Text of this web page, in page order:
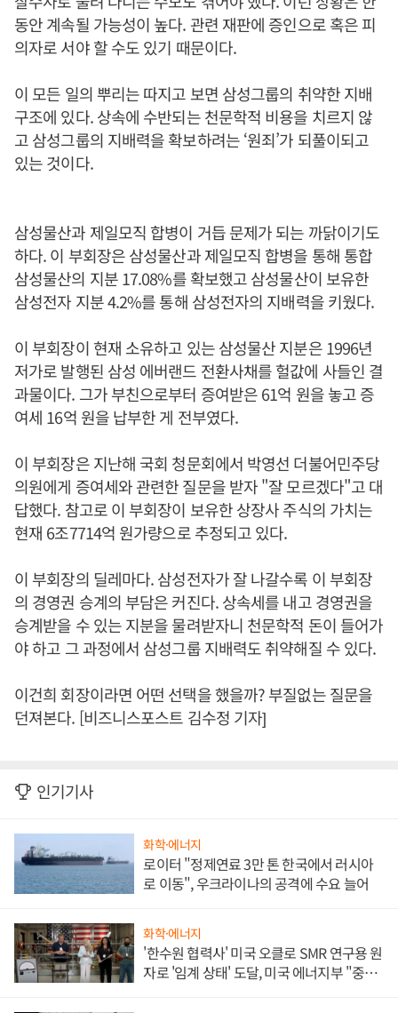
동안 계속될 가능성이 높다. 관련 재판에 증인으로 혹은 피
의자로 서야 할 수도 있기 때문이다.
이 모든 일의 뿌리는 따지고 보면 삼성그룹의 취약한 지배
구조에 있다. 상속에 수반되는 천문학적 비용을 치르지 않
고 삼성그룹의 지배력을 확보하려는 ‘원죄’가 되풀이되고
있는 것이다.
삼성물산과 제일모직 합병이 거듭 문제가 되는 까닭이기도
하다. 이 부회장은 삼성물산과 제일모직 합병을 통해 통합
삼성물산의 지분 17.08%를 확보했고 삼성물산이 보유한
삼성전자 지분 4.2%를 통해 삼성전자의 지배력을 키웠다.
이 부회장이 현재 소유하고 있는 삼성물산 지분은 1996년
저가로 발행된 삼성 에버랜드 전환사채를 헐값에 사들인 결
과물이다. 그가 부친으로부터 증여받은 61억 원을 놓고 증
여세 16억 원을 납부한 게 전부였다.
이 부회장은 지난해 국회 청문회에서 박영선 더불어민주당
의원에게 증여세와 관련한 질문을 받자 "잘 모르겠다"고 대
답했다. 참고로 이 부회장이 보유한 상장사 주식의 가치는
현재 6조7714억 원가량으로 추정되고 있다.
이 부회장의 딜레마다. 삼성전자가 잘 나갈수록 이 부회장
의 경영권 승계의 부담은 커진다. 상속세를 내고 경영권을
승계받을 수 있는 지분을 물려받자니 천문학적 돈이 들어가
야 하고 그 과정에서 삼성그룹 지배력도 취약해질 수 있다.
이건희 회장이라면 어떤 선택을 했을까? 부질없는 질문을
던져본다. [비즈니스포스트 김수정 기자]
인기기사
화학·에너지
로이터 "정제연료 3만 톤 한국에서 러시아
로 이동", 우크라이나의 공격에 수요 늘어
화학·에너지
'한수원 협력사' 미국 오클로 SMR 연구용 원
자로 '임계 상태' 도달, 미국 에너지부 "중요